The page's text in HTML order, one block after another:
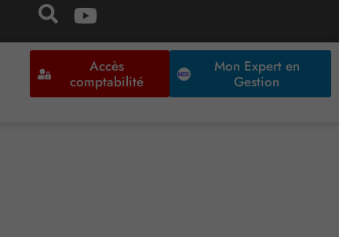
Accès
comptabilité
Mon Expert en
Gestion